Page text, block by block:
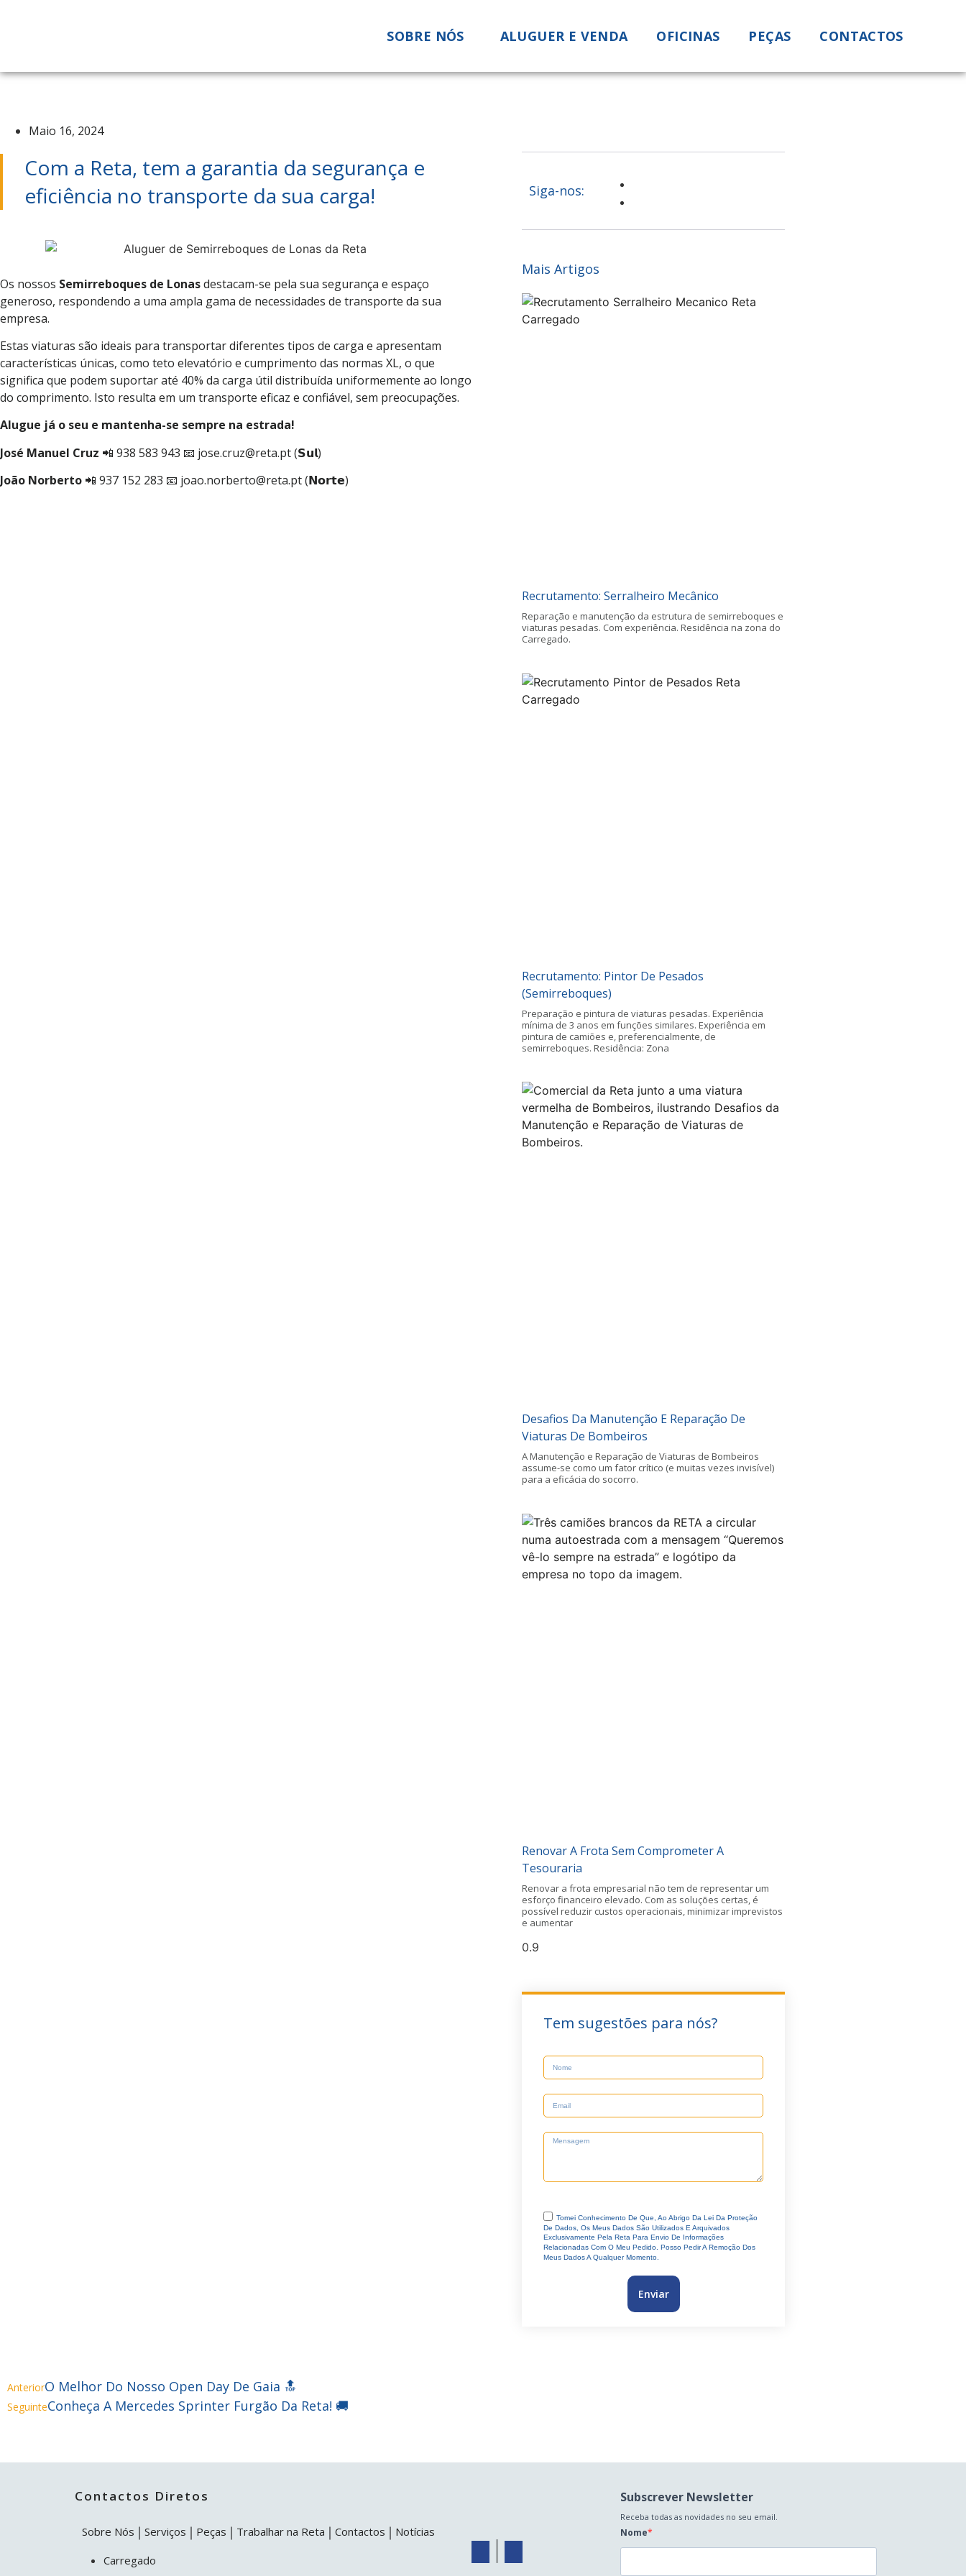
SOBRE NÓS ALUGUER E VENDA OFICINAS PEÇAS CONTACTOS
Maio 16, 2024
Com a Reta, tem a garantia da segurança e
eficiência no transporte da sua carga!
Os nossos Semirreboques de Lonasdestacam-se pela sua segurança e espaço
generoso, respondendo a uma ampla gama de necessidades de transporte da sua
empresa.
Estas viaturas são ideais para transportar diferentes tipos de carga e apresentam
características únicas, como teto elevatório e cumprimento das normas XL, o que
significa que podem suportar até 40% da carga útil distribuída uniformemente ao longo
do comprimento. Isto resulta em um transporte eficaz e confiável, sem preocupações.
Alugue já o seu e mantenha-se sempre na estrada!
José Manuel Cruz 📲 938 583 943 📧 jose.cruz@reta.pt (𝗦𝘂𝗹)
João Norberto 📲 937 152 283 📧 joao.norberto@reta.pt (𝗡𝗼𝗿𝘁𝗲)
Siga-nos:
Mais Artigos
Recrutamento: Serralheiro Mecânico
Reparação e manutenção da estrutura de semirreboques e
viaturas pesadas. Com experiência. Residência na zona do
Carregado.
Recrutamento: Pintor De Pesados
(Semirreboques)
Preparação e pintura de viaturas pesadas. Experiência
mínima de 3 anos em funções similares. Experiência em
pintura de camiões e, preferencialmente, de
semirreboques. Residência: Zona
Desafios Da Manutenção E Reparação De
Viaturas De Bombeiros
A Manutenção e Reparação de Viaturas de Bombeiros
assume-se como um fator crítico (e muitas vezes invisível)
para a eficácia do socorro.
Renovar A Frota Sem Comprometer A
Tesouraria
Renovar a frota empresarial não tem de representar um
esforço financeiro elevado. Com as soluções certas, é
possível reduzir custos operacionais, minimizar imprevistos
e aumentar
Tem sugestões para nós?
Tomei Conhecimento De Que, Ao Abrigo Da Lei Da Proteção
De Dados, Os Meus Dados São Utilizados E Arquivados
Exclusivamente Pela Reta Para Envio De Informações
Relacionadas Com O Meu Pedido. Posso Pedir A Remoção Dos
Meus Dados A Qualquer Momento.
Enviar
AnteriorO Melhor Do Nosso Open Day De Gaia 🔝
SeguinteConheça A Mercedes Sprinter Furgão Da Reta! 🚚
Contactos Diretos
Sobre Nós Serviços Peças Trabalhar na Reta Contactos
Notícias
Carregado
Subscrever Newsletter
Receba todas as novidades no seu email.
Nome